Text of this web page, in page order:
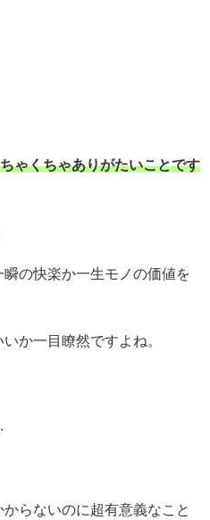
ゃくちゃありがたいことです
の快楽か一生モノの価値を
か一目瞭然ですよね。
らないのに超有意義なこと